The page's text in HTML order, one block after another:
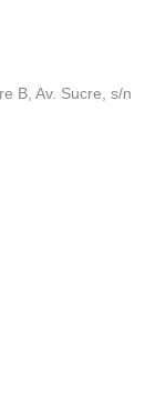
B, Av. Sucre, s/n